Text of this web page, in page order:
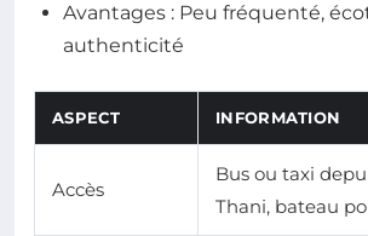
Avantages : Peu fréquenté,
authenticité
ASPECT INFORMATION
Accès
Bus ou taxi
Thani, bateau